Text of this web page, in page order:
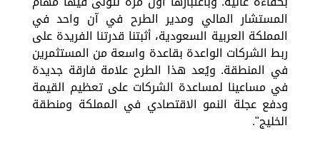
المستشار المالي ومدير الطرح في آن واحد في
المملكة العربية السعودية، أثبتنا قدرتنا الفريدة على
ربط الشركات الواعدة بقاعدة واسعة من المستثمرين
في المنطقة. ويُعد هذا الطرح علامة فارقة جديدة
في مساعينا لمساعدة الشركات على تعظيم القيمة
ودفع عجلة النمو الاقتصادي في المملكة ومنطقة
الخليج".